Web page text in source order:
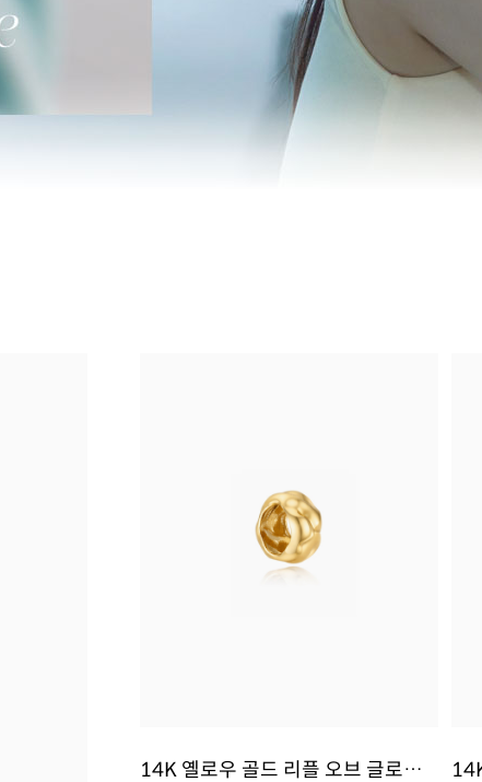
14K 옐로우 골드 리플 오브 글로우 펜던트(...